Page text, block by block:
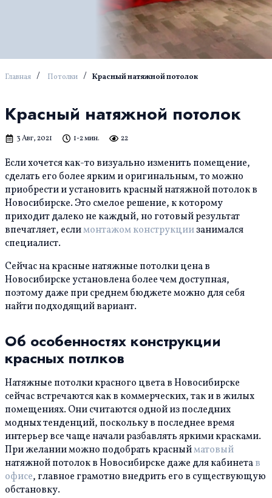
Главная / Потолки / Красный натяжной потолок
Красный натяжной потолок
3 Авг, 2021 1-2 мин. 22
Если хочется как-то визуально изменить помещение,
сделать его более ярким и оригинальным, то можно
приобрести и установить красный натяжной потолок в
Новосибирске. Это смелое решение, к которому
приходит далеко не каждый, но готовый результат
впечатляет, еслимонтажом конструкциизанимался
специалист.
Сейчас на красные натяжные потолки цена в
Новосибирске установлена более чем доступная,
поэтому даже при среднем бюджете можно для себя
найти подходящий вариант.
Об особенностях конструкции
красных потлков
Натяжные потолки красного цвета в Новосибирске
сейчас встречаются как в коммерческих, так и в жилых
помещениях. Они считаются одной из последних
модных тенденций, поскольку в последнее время
интерьер все чаще начали разбавлять яркими красками.
При желании можно подобрать красныйматовый
натяжной потолок в Новосибирске даже для кабинетав
офисе, главное грамотно внедрить его в существующую
обстановку.